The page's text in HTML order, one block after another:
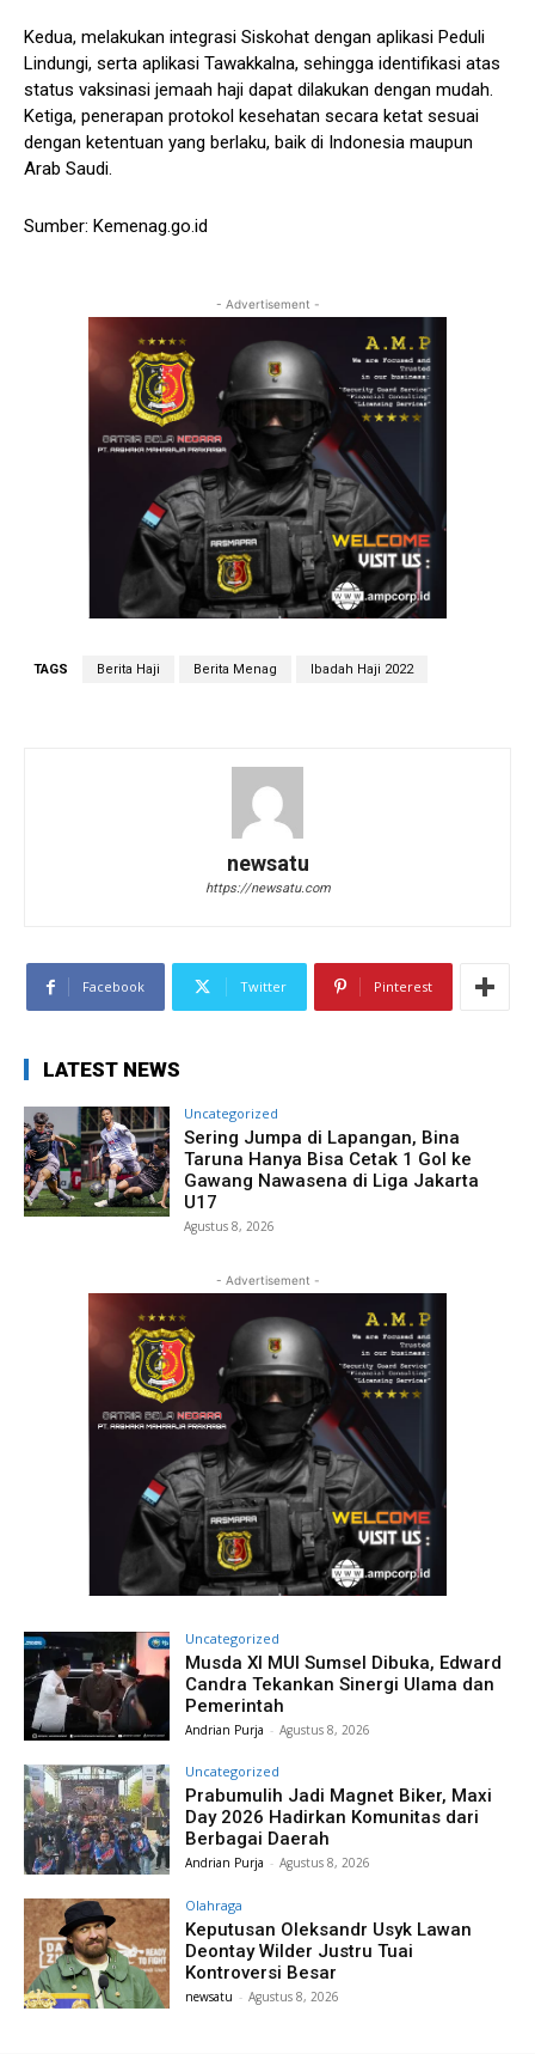
Kedua, melakukan integrasi Siskohat dengan aplikasi Peduli
Lindungi, serta aplikasi Tawakkalna, sehingga identifikasi atas
status vaksinasi jemaah haji dapat dilakukan dengan mudah.
Ketiga, penerapan protokol kesehatan secara ketat sesuai
dengan ketentuan yang berlaku, baik di Indonesia maupun
Arab Saudi.
Sumber: Kemenag.go.id
- Advertisement -
TAGS Berita Haji Berita Menag Ibadah Haji 2022
newsatu
https://newsatu.com
Facebook Twitter Pinterest
LATEST NEWS
Uncategorized
Sering Jumpa di Lapangan, Bina
Taruna Hanya Bisa Cetak 1 Gol ke
Gawang Nawasena di Liga Jakarta
U17
Agustus 8, 2026
- Advertisement -
Uncategorized
Musda XI MUI Sumsel Dibuka, Edward
Candra Tekankan Sinergi Ulama dan
Pemerintah
Andrian Purja - Agustus 8, 2026
Uncategorized
Prabumulih Jadi Magnet Biker, Maxi
Day 2026 Hadirkan Komunitas dari
Berbagai Daerah
Andrian Purja - Agustus 8, 2026
Olahraga
Keputusan Oleksandr Usyk Lawan
Deontay Wilder Justru Tuai
Kontroversi Besar
newsatu - Agustus 8, 2026